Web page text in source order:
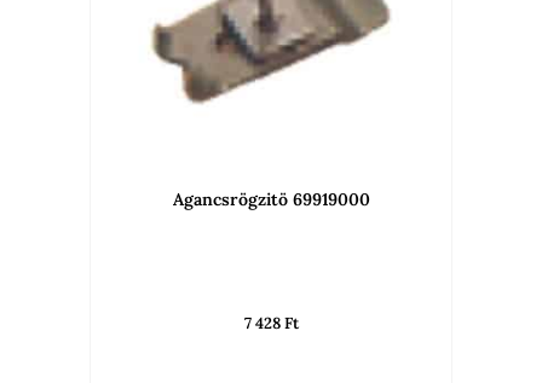
Agancsrögzitö 69919000
7 428Ft